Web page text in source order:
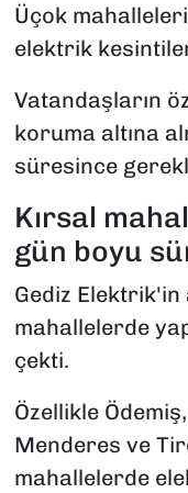
Üçok
elektrik
Vatandaşların
koruma altına
süresince
Kırsal
gün boyu
Gediz Elektrik'in
mahallelerde
çekti.
Özellikle
Menderes ve
mahallelerde